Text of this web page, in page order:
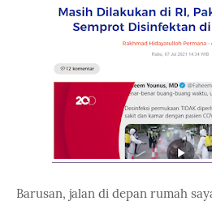
Barusan, jalan di depan rumah